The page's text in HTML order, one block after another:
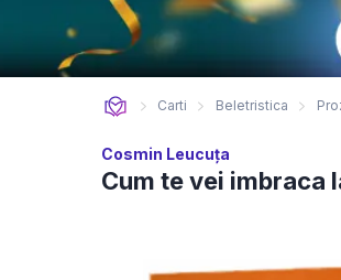
Carti Beletristica
Cosmin Leucuța
Cum te vei imbraca